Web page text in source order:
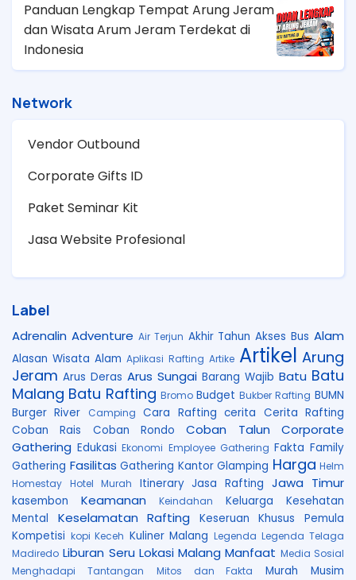
Panduan Lengkap Tempat Arung Jeram
dan Wisata Arum Jeram Terdekat di
Indonesia
Network
Vendor Outbound
Corporate Gifts ID
Paket Seminar Kit
Jasa Website Profesional
Label
Adrenalin Adventure Air Terjun Akhir Tahun Akses Bus Alam
Alasan Wisata Alam Aplikasi Rafting Artike Artikel Arung
Jeram Arus Deras Arus Sungai Barang Wajib Batu Batu
Malang Batu Rafting Bromo Budget Bukber Rafting BUMN
Burger River
Camping Cara Rafting cerita Cerita Rafting
Coban Rais
Coban Rondo Coban Talun
Corporate
Gathering Edukasi Ekonomi Employee Gathering Fakta Family
Gathering Fasilitas Gathering Kantor Glamping Harga Helm
Homestay Hotel Murah Itinerary Jasa Rafting Jawa Timur
kasembon Keamanan Keindahan Keluarga
Kesehatan
Mental
Keselamatan Rafting Keseruan
Khusus Pemula
Kompetisi kopi Keceh Kuliner Malang Legenda Legenda Telaga
Madiredo Liburan Seru Lokasi Malang Manfaat Media Sosial
Menghadapi Tantangan
Mitos dan Fakta Murah Musim